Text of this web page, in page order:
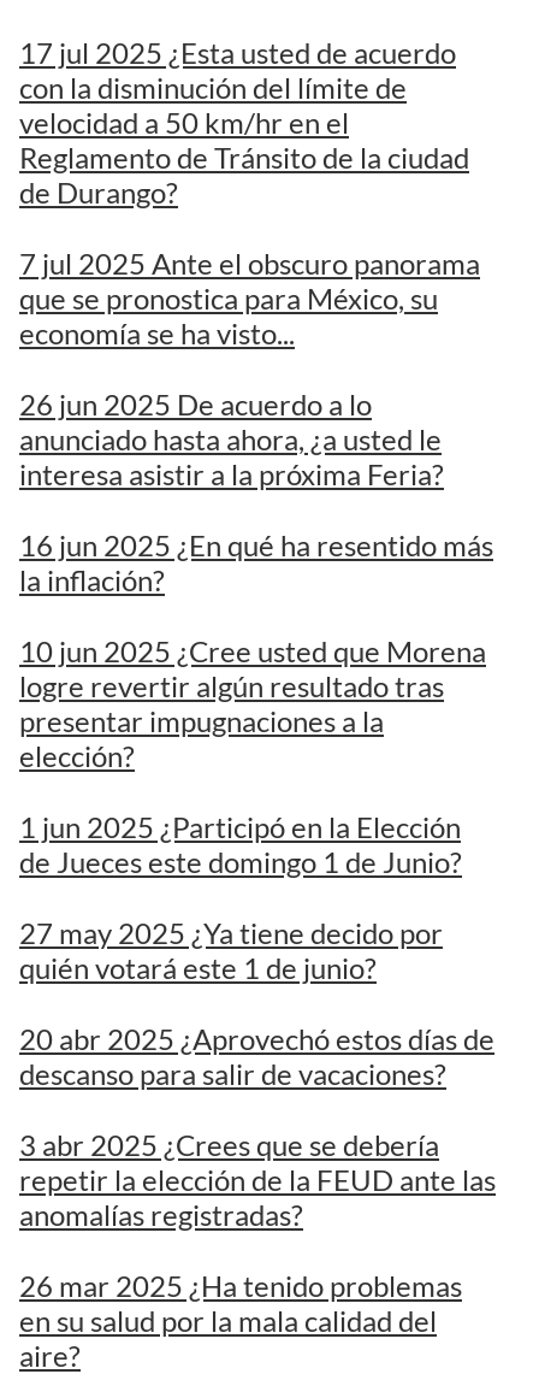
17 jul 2025 ¿Esta usted de acuerdo
con la disminución del límite de
velocidad a 50 km/hr en el
Reglamento de Tránsito de la ciudad
de Durango?
7 jul 2025 Ante el obscuro panorama
que se pronostica para México, su
economía se ha visto...
26 jun 2025 De acuerdo a lo
anunciado hasta ahora, ¿a usted le
interesa asistir a la próxima Feria?
16 jun 2025 ¿En qué ha resentido más
la inflación?
10 jun 2025 ¿Cree usted que Morena
logre revertir algún resultado tras
presentar impugnaciones a la
elección?
1 jun 2025 ¿Participó en la Elección
de Jueces este domingo 1 de Junio?
27 may 2025 ¿Ya tiene decido por
quién votará este 1 de junio?
20 abr 2025 ¿Aprovechó estos días de
descanso para salir de vacaciones?
3 abr 2025 ¿Crees que se debería
repetir la elección de la FEUD ante las
anomalías registradas?
26 mar 2025 ¿Ha tenido problemas
en su salud por la mala calidad del
aire?